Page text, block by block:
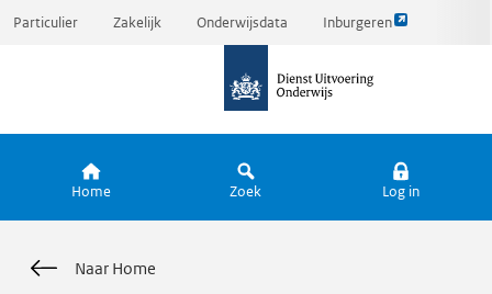
Ga
Particulier Zakelijk Onderwijsdata Inburgeren
Link
pagina
de
Home Zoek Log in
Naar Home